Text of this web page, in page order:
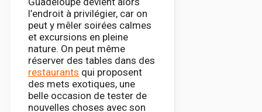
l’endroit à privilégier, car on
peut y mêler soirées calmes
et excursions en pleine
nature. On peut même
réserver des tables dans des
restaurants qui proposent
des mets exotiques, une
belle occasion de tester de
nouvelles choses avec son